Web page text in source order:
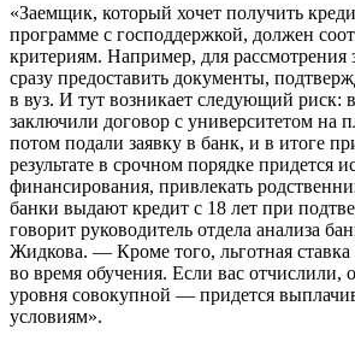
«Заемщик, который хочет получить
программе с господдержкой, должен
критериям. Например, для рассмотрения
сразу предоставить документы,
в вуз. И тут возникает следующий риск:
заключили договор с университетом на
потом подали заявку в банк, и в итоге
результате в срочном порядке придется
финансирования, привлекать
банки выдают кредит с 18 лет при
говорит руководитель отдела анализа
Жидкова. — Кроме того, льготная ставка
во время обучения. Если вас отчислили,
уровня совокупной — придется
условиям».